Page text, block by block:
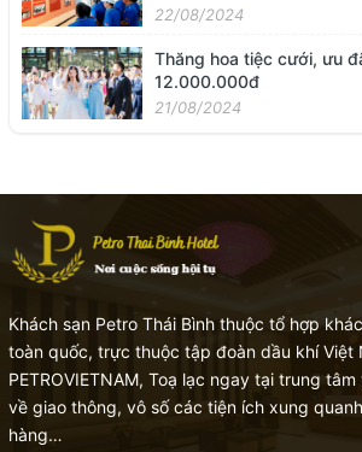
22/08/2024
Thăng hoa tiệc cưới, ưu
12.000.000đ
21/08/2024
Khách sạn Petro Thái Bình thuộc tổ hợp
toàn quốc, trực thuộc tập đoàn dầu khí Việt
PETROVIETNAM, Toạ lạc ngay tại trung
về giao thông, vô số các tiện ích xung
hàng…